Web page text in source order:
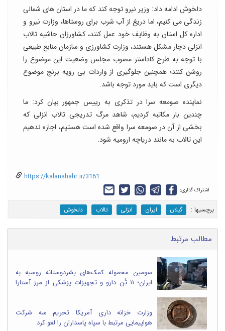
دلخوش ادامه داد: وزیر نیرو توجه کند که ما در استان های شمالی
زندگی می کنیم، اما دریغ از آب شرب برای روستاها، وزارت نیرو و
اداره کل استان به وظایف خود عمل کنند، کشاورزان حاشیه تالاب
انزلی دچار مشکل هستند، وزارت کشاورزی و سازمان منابع طبیعی
با توجه به طرح کاداستر مصوب مجلس وضعیت این موضوع را
روشن کنند؛ همچنین جلوگیری از واردات بی رویه برنج موضوع
دیگری است که باید مورد توجه باشد.
نماینده صومعه سرا در تذکری به رییس جمهور بیان کرد: ما
چندین بار مکاتبه کردیم، شاهد مرگ تدریجی تالاب انزلی که
بخشی از آن در صومعه سرا واقع شده است هستیم، اجازه ندهیم
این تالاب به مانند دریاچه ارومیه شود.
https://kalanshahr.ir/3161
اشتراک گذاری:
برچسب‎ها : گیلان ایران انزلی تالاب دلخوش
مطالب مرتبط
سومین محموله کمک‌های بشردوستانه روسیه به
ایران؛ ۱۱ تُن دارو و تجهیزات پزشکی از مرز آستارا
وزارت خزانه داری آمریکا تحریم سه شرکت
هواپیمایی مرتبط با سپاه پاسداران را لغو کرد